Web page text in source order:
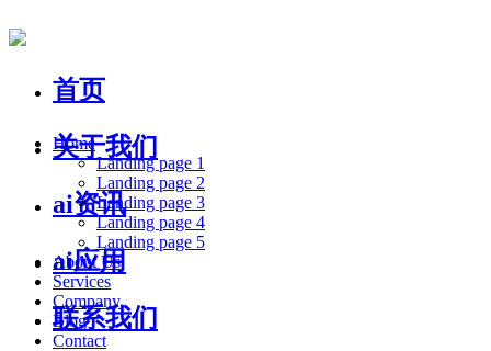
首页
关于我们
ai资讯
ai应用
联系我们
Home
Landing page 1
Landing page 2
Landing page 3
Landing page 4
Landing page 5
About Us
Services
Company
Blog
Contact